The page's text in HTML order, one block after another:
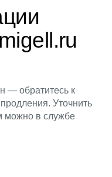
— обратитесь к
Уточнить
можно в службе